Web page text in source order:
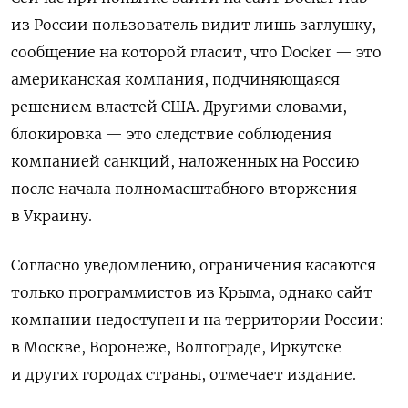
из России пользователь видит лишь заглушку,
сообщение на которой гласит, что Docker — это
американская компания, подчиняющаяся
решением властей США. Другими словами,
блокировка — это следствие соблюдения
компанией санкций, наложенных на Россию
после начала полномасштабного вторжения
в Украину.
Согласно уведомлению, ограничения касаются
только программистов из Крыма, однако сайт
компании недоступен и на территории России:
в Москве, Воронеже, Волгограде, Иркутске
и других городах страны, отмечает издание.